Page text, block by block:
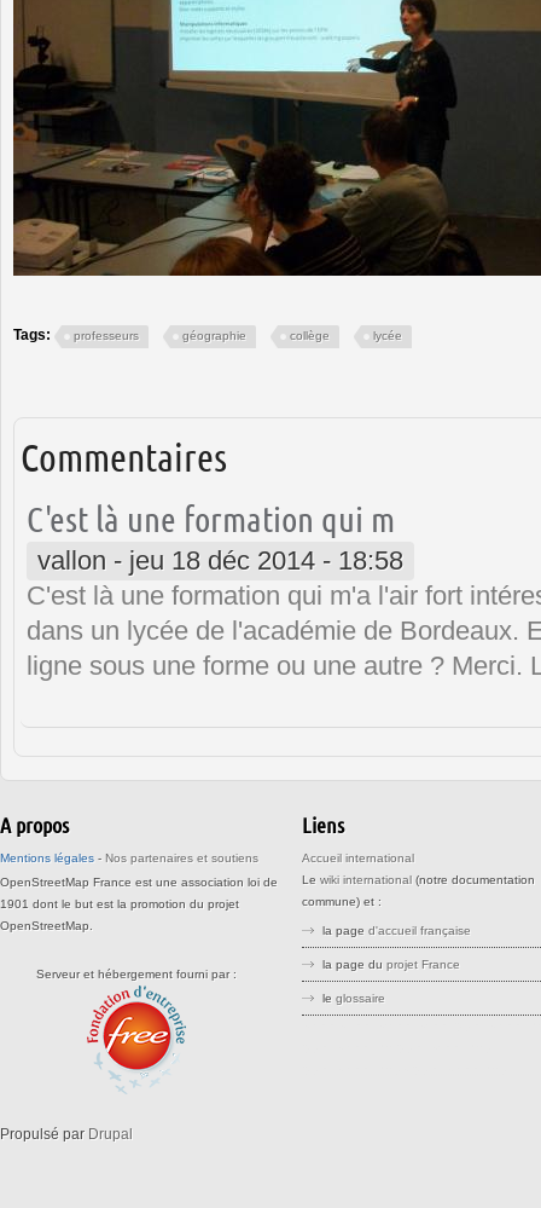
Tags: professeurs géographie collège lycée
Commentaires
C'est là une formation qui m
vallon - jeu 18 déc 2014 - 18:58
C'est là une formation qui m'a l'air fort
dans un lycée de l'académie de Bordeaux.
ligne sous une forme ou une autre ? Merci.
A propos
Mentions légales - Nos partenaires et soutiens
OpenStreetMap France est une association loi de
1901 dont le but est la promotion du projet
OpenStreetMap.
Serveur et hébergement fourni par :
Propulsé par Drupal
Liens
Accueil international
Le wiki international (notre documentation
commune) et :
la page d'accueil française
la page du projet France
le glossaire